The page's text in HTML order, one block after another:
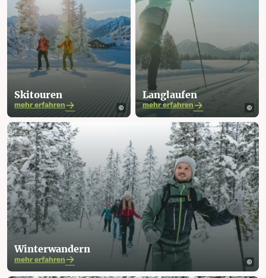
Winter­­­wandern
mehr erfahren
Skitouren
mehr erfahren
Langlaufen
mehr erfahren